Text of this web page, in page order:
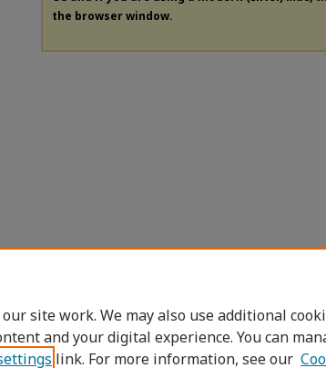
the browser window.
site work. We may also use additional
and your digital experience. You can
link. For more information, see our